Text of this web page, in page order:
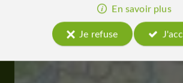
En savoir plus
Je refuse